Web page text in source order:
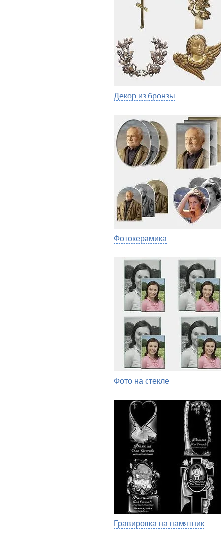
Декор из бронзы
Фотокерамика
Фото на стекле
Гравировка на памятник